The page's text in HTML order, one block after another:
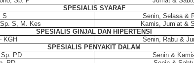
SPESIALIS SYARAF
S
Senin, Selasa &
S, M. Kes
Kamis, Jum’at &
SPESIALIS GINJAL DAN HIPERTENSI
KGH
Senin, Rabu &
SPESIALIS PENYAKIT DALAM
PD
Senin &